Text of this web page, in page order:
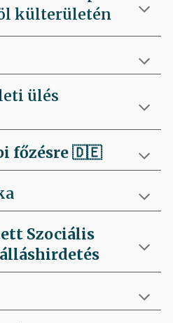
külterületén
ülés
főzésre🇩🇪
Szociális